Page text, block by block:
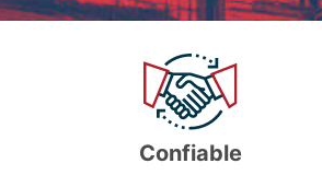
Confiable